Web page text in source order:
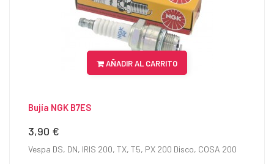
AÑADIR AL CARRITO
Bujía NGK B7ES
Precio
3,90 €
Vespa DS, DN, IRIS 200, TX, T5, PX 200 Disco, COSA 200